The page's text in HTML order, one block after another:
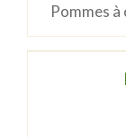
Pommes